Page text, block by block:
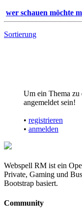
wer schauen möchte
Sortierung
Um ein Thema zu
angemeldet sein!
• registrieren
• anmelden
Webspell RM ist ein
Private, Gaming und
Bootstrap basiert.
Community